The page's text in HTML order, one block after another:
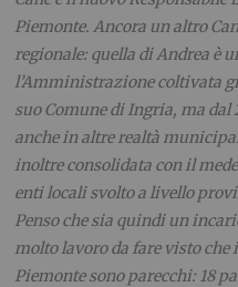
Piemonte. Ancora un altro
regionale: quella di Andrea è
l’Amministrazione coltivata
suo Comune di Ingria, ma
anche in altre realtà
inoltre consolidata con il
enti locali svolto a livello
Penso che sia quindi un
molto lavoro da fare visto
Piemonte sono parecchi: 18